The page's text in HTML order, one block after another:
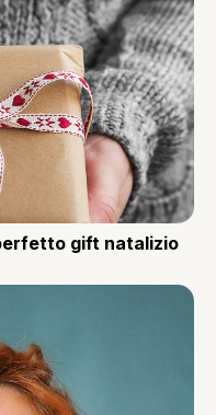
gift natalizio